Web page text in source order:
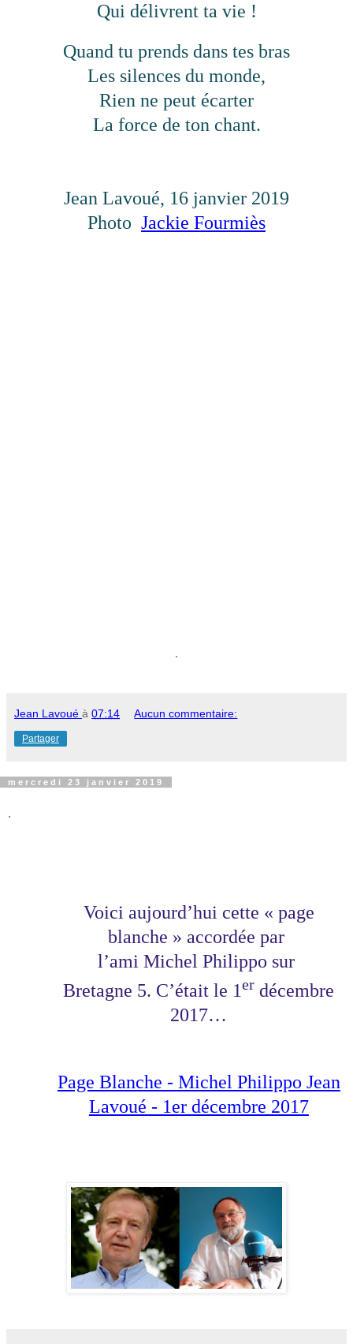
Qui délivrent ta vie !
Quand tu prends dans tes bras
Les silences du monde,
Rien ne peut écarter
La force de ton chant.
Jean Lavoué, 16 janvier 2019
Photo Jackie Fourmiès
.
Jean Lavoué à 07:14 Aucun commentaire:
Partager
mercredi 23 janvier 2019
.
Voici aujourd’hui cette « page
blanche » accordée par
l’ami Michel Philippo sur
Bretagne 5. C’était le 1er décembre
2017…
Page Blanche - Michel Philippo Jean
Lavoué - 1er décembre 2017